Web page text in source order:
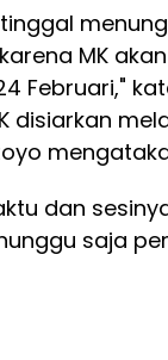
MK
Februari,"
disiarkan
dan
saja